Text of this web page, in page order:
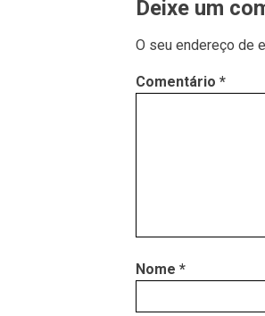
Deixe um
O seu endereço de
Comentário *
Nome *